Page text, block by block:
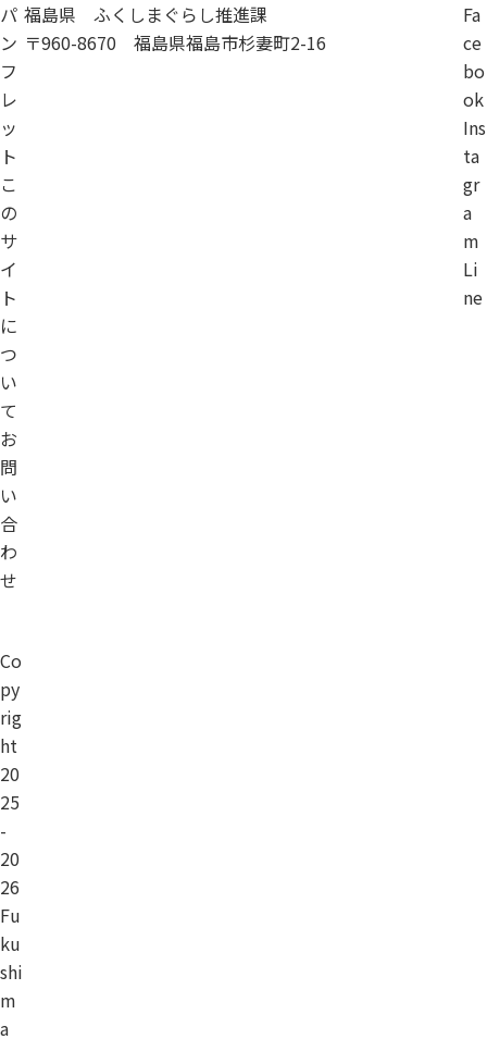
パ
ン
フ
レ
ッ
ト
こ
の
サ
イ
ト
に
つ
い
て
お
問
い
合
わ
せ
福島県 ふくしまぐらし推進課
〒960-8670 福島県福島市杉妻町2-16
Fa
ce
bo
ok
Ins
ta
gr
a
m
Li
ne
Co
py
rig
ht
20
25
-
20
26
Fu
ku
shi
m
a